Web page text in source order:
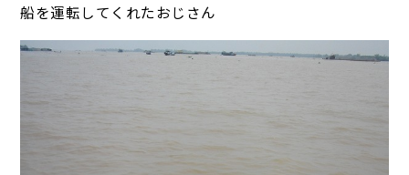
船を運転してくれたおじさん